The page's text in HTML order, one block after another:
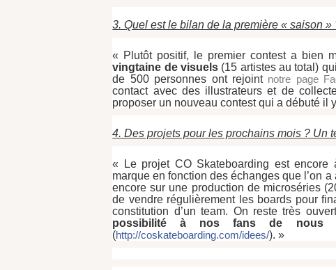
3. Quel est le bilan de la première « saison »
« Plutôt positif, le premier contest a bien
vingtaine de visuels (15 artistes au total)
de 500 personnes ont rejoint notre page
contact avec des illustrateurs et de
proposer un nouveau contest qui a débuté il
4. Des projets pour les prochains mois ? Un
« Le projet CO Skateboarding est encore
marque en fonction des échanges que l’on
encore sur une production de microséries
de vendre régulièrement les boards pour
constitution d’un team. On reste très
possibilité à nos fans de nous
(http://coskateboarding.com/idees/). »